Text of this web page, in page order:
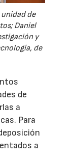
unidad de
Daniel
y
de
de
a
Para
a